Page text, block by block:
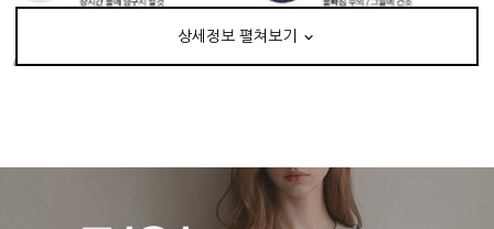
상세정보 펼쳐보기